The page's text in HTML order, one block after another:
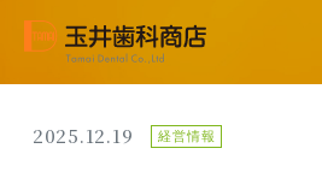
2025.12.19 経営情報